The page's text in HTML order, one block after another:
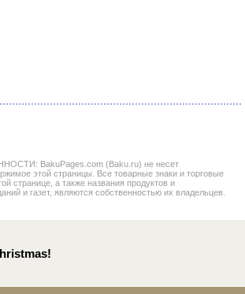
BakuPages.com (Baku.ru) не несет
этой страницы. Все товарные знаки и торговые
странице, а также названия продуктов и
и газет, являются собственностью их владельцев.